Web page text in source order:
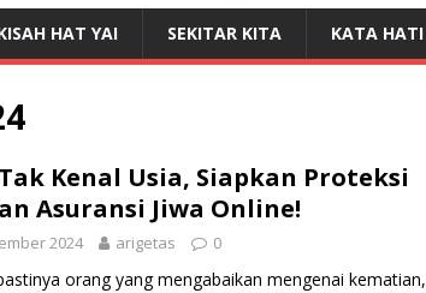
HAT YAI SEKITAR KITA KATA HATI
Kenal Usia, Siapkan Proteksi
Asuransi Jiwa Online!
2024 arigetas 0
orang yang mengabaikan mengenai kematian,